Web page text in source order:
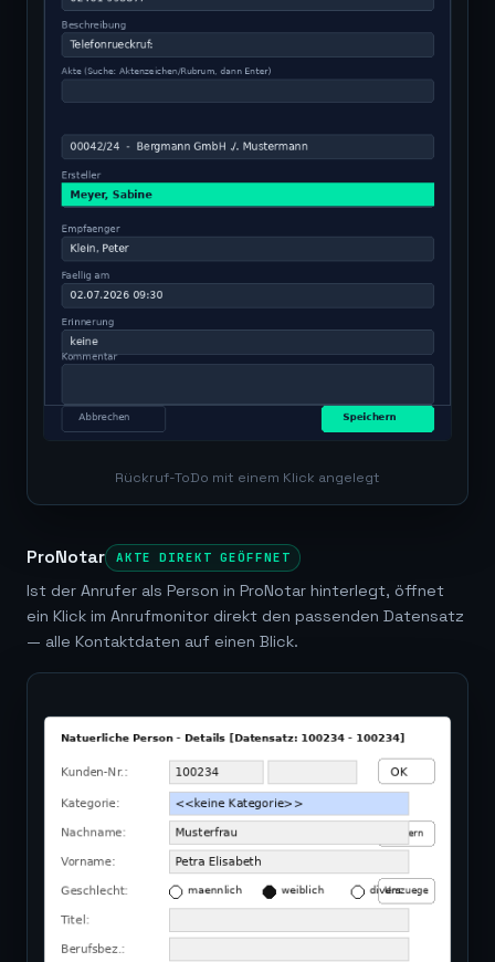
Rückruf-ToDo mit einem Klick angelegt
ProNotar AKTE DIREKT GEÖFFNET
Ist der Anrufer als Person in ProNotar hinterlegt, öffnet
ein Klick im Anrufmonitor direkt den passenden Datensatz
— alle Kontaktdaten auf einen Blick.